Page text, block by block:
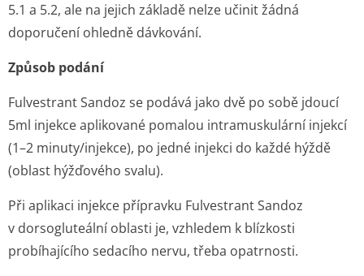
5.1 a 5.2, ale na jejich základě nelze učinit žádná
doporučení ohledně dávkování.
Způsob podání
Fulvestrant Sandoz se podává jako dvě po sobě jdoucí
5ml injekce aplikované pomalou intramuskulární injekcí
(1–2 minuty/injekce), po jedné injekci do každé hýždě
(oblast hýžďového svalu).
Při aplikaci injekce přípravku Fulvestrant Sandoz
v dorsogluteální oblasti je, vzhledem k blízkosti
probíhajícího sedacího nervu, třeba opatrnosti.